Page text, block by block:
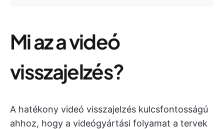
Mi az a videó
visszajelzés?
A hatékony videó visszajelzés kulcsfontosságú
ahhoz, hogy a videógyártási folyamat a tervek